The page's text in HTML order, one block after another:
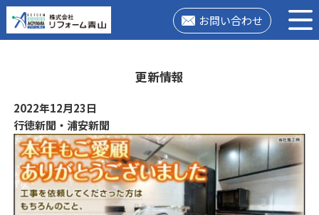
お問い合わせ
更新情報
2022年12月23日
行徳新聞・浦安新聞